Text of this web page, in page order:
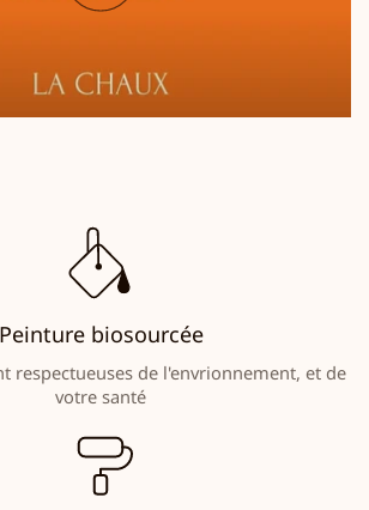
Peinture biosourcée
respectueuses de l'envrionnement, et de
votre santé